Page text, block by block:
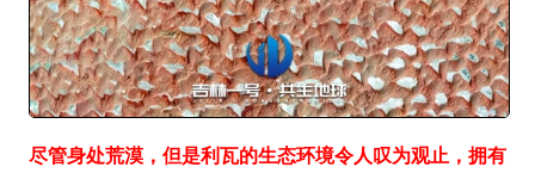
尽管身处荒漠，但是利瓦的生态环境令人叹为观止，拥有